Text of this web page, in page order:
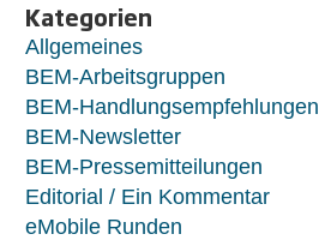
Kategorien
Allgemeines
BEM-Arbeitsgruppen
BEM-Handlungsempfehlungen
BEM-Newsletter
BEM-Pressemitteilungen
Editorial / Ein Kommentar
eMobile Runden